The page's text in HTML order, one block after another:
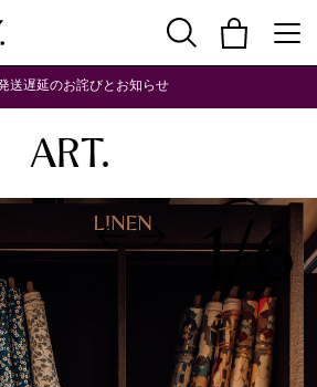
送遅延のお詫びとお知らせ
ART.
DISCOVERS
1/6